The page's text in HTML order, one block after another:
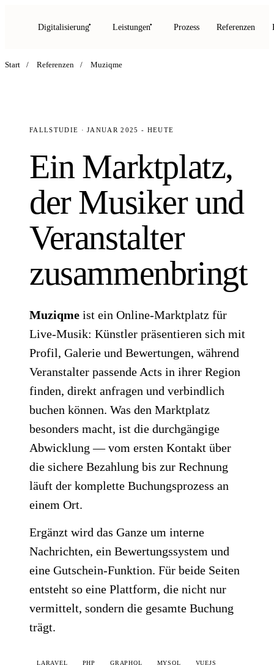
Digitalisierung Leistungen Prozess Referenzen
Start / Referenzen / Muziqme
FALLSTUDIE · JANUAR 2025 - HEUTE
Ein Marktplatz,
der Musiker und
Veranstalter
zusammenbringt
Muziqme ist ein Online-Marktplatz für
Live-Musik: Künstler präsentieren sich mit
Profil, Galerie und Bewertungen, während
Veranstalter passende Acts in ihrer Region
finden, direkt anfragen und verbindlich
buchen können. Was den Marktplatz
besonders macht, ist die durchgängige
Abwicklung — vom ersten Kontakt über
die sichere Bezahlung bis zur Rechnung
läuft der komplette Buchungsprozess an
einem Ort.
Ergänzt wird das Ganze um interne
Nachrichten, ein Bewertungssystem und
eine Gutschein-Funktion. Für beide Seiten
entsteht so eine Plattform, die nicht nur
vermittelt, sondern die gesamte Buchung
trägt.
LARAVEL PHP GRAPHQL MYSQL VUEJS